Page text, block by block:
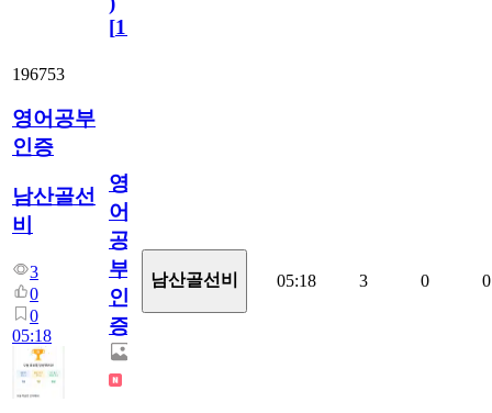
[110
196753
영어공부
인증
남산골선
비
3
0
0
05:18
영
어
공
부
인
증
남산골선비 05:18 3 0 0